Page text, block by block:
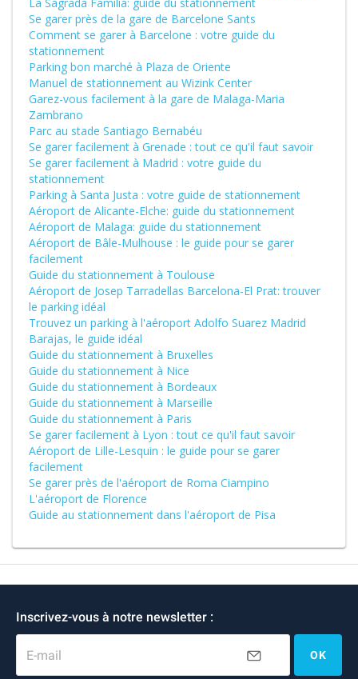
Se garer près de la gare de Barcelone Sants
Comment se garer à Barcelone : votre guide du
stationnement
Parking bon marché à Plaza de Oriente
Manuel de stationnement au Wizink Center
Garez-vous facilement à la gare de Malaga-Maria
Zambrano
Parc au stade Santiago Bernabéu
Se garer facilement à Grenade : tout ce qu'il faut savoir
Se garer facilement à Madrid : votre guide du
stationnement
Parking à Santa Justa : votre guide de stationnement
Aéroport de Alicante-Elche: guide du stationnement
Aéroport de Malaga: guide du stationnement
Aéroport de Bâle-Mulhouse : le guide pour se garer
facilement
Guide du stationnement à Toulouse
Aéroport de Josep Tarradellas Barcelona-El Prat: trouver
le parking idéal
Trouvez un parking à l'aéroport Adolfo Suarez Madrid
Barajas, le guide idéal
Guide du stationnement à Bruxelles
Guide du stationnement à Nice
Guide du stationnement à Bordeaux
Guide du stationnement à Marseille
Guide du stationnement à Paris
Se garer facilement à Lyon : tout ce qu'il faut savoir
Aéroport de Lille-Lesquin : le guide pour se garer
facilement
Se garer près de l'aéroport de Roma Ciampino
L'aéroport de Florence
Guide au stationnement dans l'aéroport de Pisa
Inscrivez-vous à notre newsletter :
E-mail OK